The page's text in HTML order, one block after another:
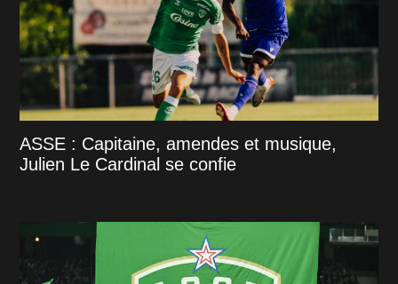
ASSE : Capitaine, amendes et musique,
Julien Le Cardinal se confie